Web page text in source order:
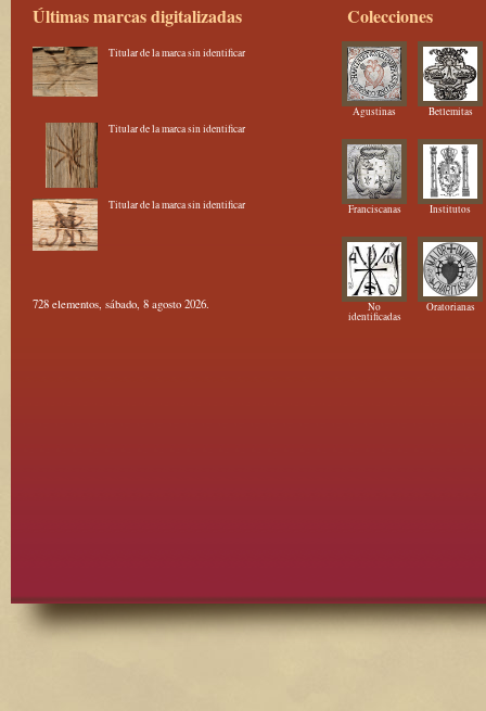
Últimas marcas digitalizadas
Titular de la marca sin identificar
Titular de la marca sin identificar
Titular de la marca sin identificar
728 elementos, sábado, 8 agosto 2026.
Colecciones
Agustinas Betlemitas
Franciscanas Institutos
No
identificadas
Oratorianas